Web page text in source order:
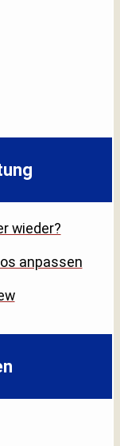
wieder?
anpassen